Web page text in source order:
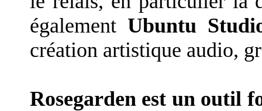
également Ubuntu
création artistique audio,
Rosegarden est un outil